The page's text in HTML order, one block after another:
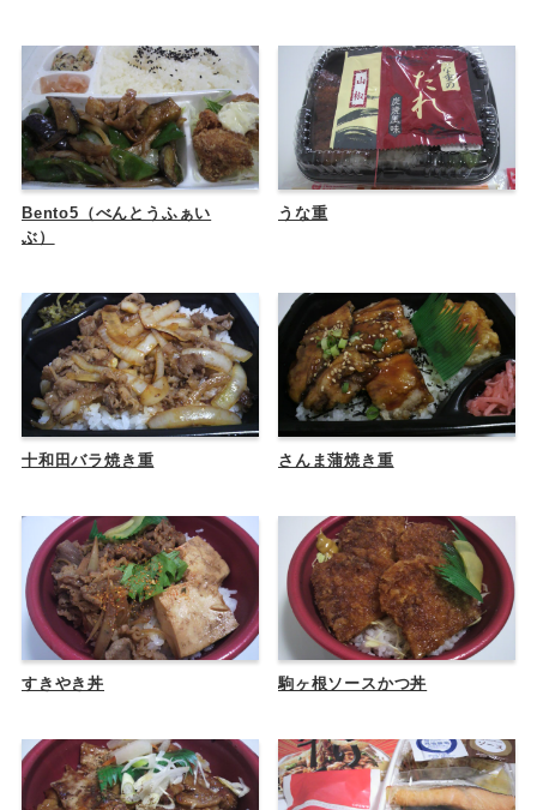
Bento5（べんとうふぁい
ぶ）
うな重
十和田バラ焼き重 さんま蒲焼き重
すきやき丼 駒ヶ根ソースかつ丼